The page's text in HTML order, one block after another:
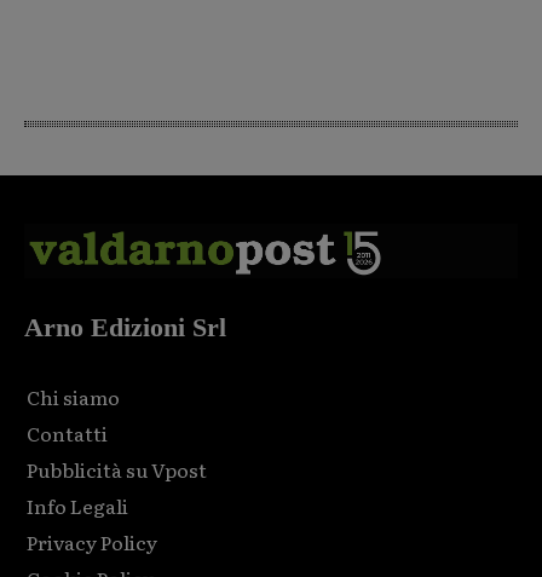
Arno Edizioni Srl
Chi siamo
Contatti
Pubblicità su Vpost
Info Legali
Privacy Policy